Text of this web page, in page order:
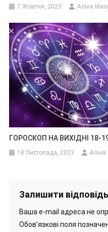
7 Жовтня, 2023 Аліна
ГОРОСКОП НА ВИХІДНІ 18-
18 Листопада, 2023
Залишити відповідь
Ваша e-mail адреса не
Обов’язкові поля